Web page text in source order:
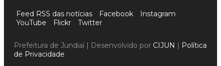
Feed RSS das notícias Facebook
Instagram
YouTube
Flickr Twitter
Prefeitura de Jundiaí | Desenvolvido por CIJUN | Política
de Privacidade